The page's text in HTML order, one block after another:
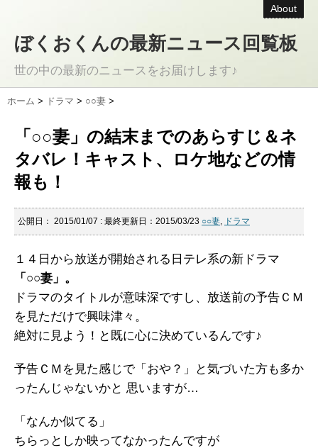
About
ぼくおくんの最新ニュース回覧板
世の中の最新のニュースをお届けします♪
ホーム > ドラマ > ○○妻 >
「○○妻」の結末までのあらすじ＆ネ
タバレ！キャスト、ロケ地などの情
報も！
公開日： 2015/01/07 : 最終更新日：2015/03/23 ○○妻, ドラマ
１４日から放送が開始される日テレ系の新ドラマ
「○○妻」。
ドラマのタイトルが意味深ですし、放送前の予告ＣＭ
を見ただけで興味津々。
絶対に見よう！と既に心に決めているんです♪
予告ＣＭを見た感じで「おや？」と気づいた方も多か
ったんじゃないかと 思いますが…
「なんか似てる」
ちらっとしか映ってなかったんですが